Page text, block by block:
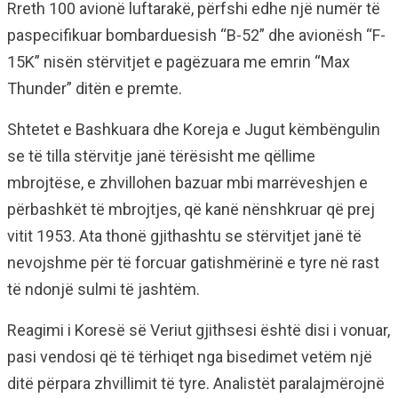
Rreth 100 avionë luftarakë, përfshi edhe një numër të
paspecifikuar bombarduesish “B-52” dhe avionësh “F-
15K” nisën stërvitjet e pagëzuara me emrin “Max
Thunder” ditën e premte.
Shtetet e Bashkuara dhe Koreja e Jugut këmbëngulin
se të tilla stërvitje janë tërësisht me qëllime
mbrojtëse, e zhvillohen bazuar mbi marrëveshjen e
përbashkët të mbrojtjes, që kanë nënshkruar që prej
vitit 1953. Ata thonë gjithashtu se stërvitjet janë të
nevojshme për të forcuar gatishmërinë e tyre në rast
të ndonjë sulmi të jashtëm.
Reagimi i Koresë së Veriut gjithsesi është disi i vonuar,
pasi vendosi që të tërhiqet nga bisedimet vetëm një
ditë përpara zhvillimit të tyre. Analistët paralajmërojnë